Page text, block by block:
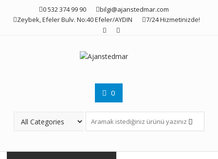
0 532 374 99 90
bilgi@ajanstedmar.com
Zeybek, Efeler Bulv. No:40 Efeler/AYDIN
7/24 Hizmetinizde!
0